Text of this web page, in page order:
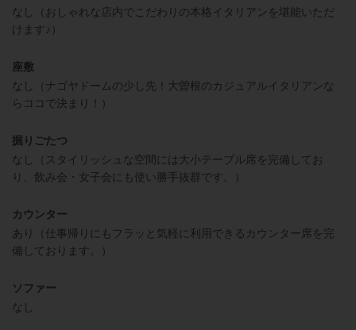
なし（おしゃれな店内でこだわりの本格イタリアンを堪能いただ
けます♪）
座敷
なし（ナゴヤドームの少し先！大曽根のカジュアルイタリアンな
らココで決まり！）
掘りごたつ
なし（スタイリッシュな空間には大小テーブル席を完備してお
り、飲み会・女子会にも使い勝手抜群です。）
カウンター
あり（仕事帰りにもフラッと気軽に利用できるカウンター席を完
備しております。）
ソファー
なし